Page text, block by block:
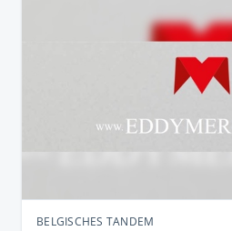
BELGISCHES TANDEM